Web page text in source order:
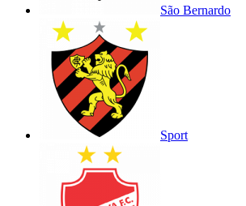
São Bernardo
Sport